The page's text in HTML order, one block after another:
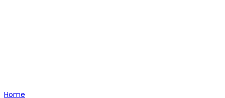
Home